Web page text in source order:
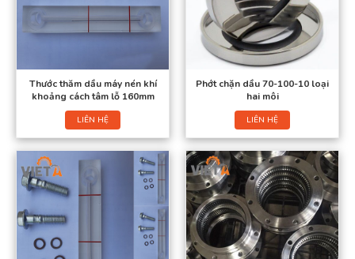
Thước thăm dầu máy nén khí
khoảng cách tâm lỗ 160mm
LIÊN HỆ
Phớt chặn dầu 70-100-10 loại
hai môi
LIÊN HỆ